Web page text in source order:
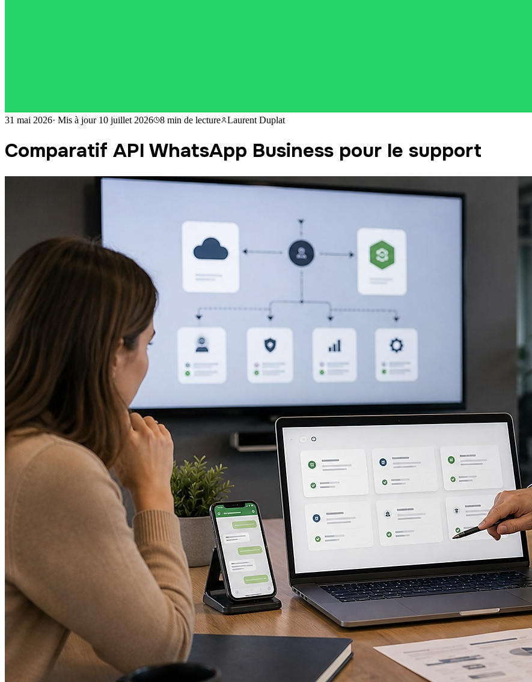
31 mai 2026· Mis à jour 10 juillet 2026 8 min de lecture Laurent Duplat
Comparatif API WhatsApp Business pour le support